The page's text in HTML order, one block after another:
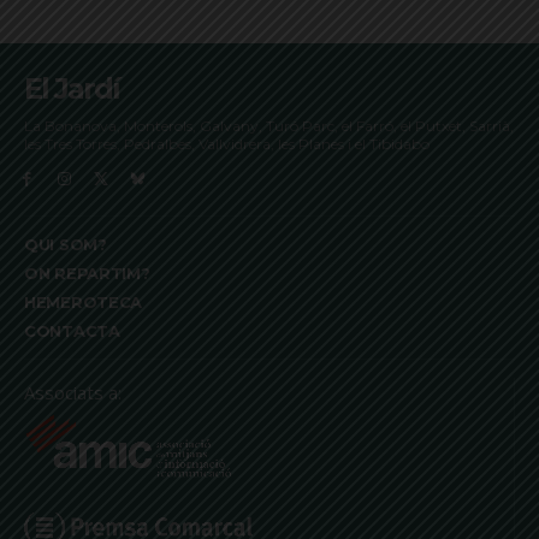
El Jardí
La Bonanova, Monterols, Galvany, Turó Parc, el Farró, el Putxet, Sarrià,
les Tres Torres, Pedralbes, Vallvidrera, les Planes i el Tibidabo
QUI SOM?
ON REPARTIM?
HEMEROTECA
CONTACTA
Associats a: